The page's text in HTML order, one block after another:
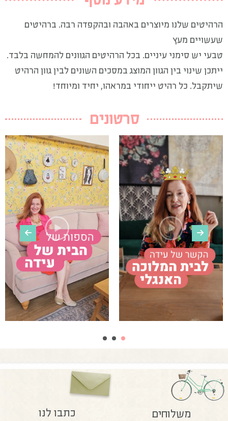
הרהיטים שלנו מיוצרים באהבה ובהקפדה רבה. ברהיטים
שעשויים מעץ
טבעי יש סימני עיניים. בכל הרהיטים הגוונים להמחשה בלבד.
ייתכן שינוי בין הגוון המוצג במסכים השונים לבין גוון הרהיט
שיתקבל. כל רהיט ייחודי במראהו, יחיד ומיוחד!
סרטונים
משלוחים כתבו לנו